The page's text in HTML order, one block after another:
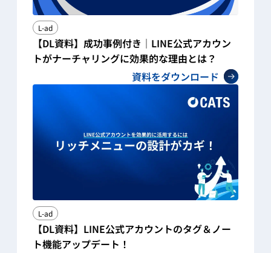
L-ad
【DL資料】成功事例付き｜LINE公式アカウン
トがナーチャリングに効果的な理由とは？
資料をダウンロード
L-ad
【DL資料】LINE公式アカウントのタグ＆ノー
ト機能アップデート！